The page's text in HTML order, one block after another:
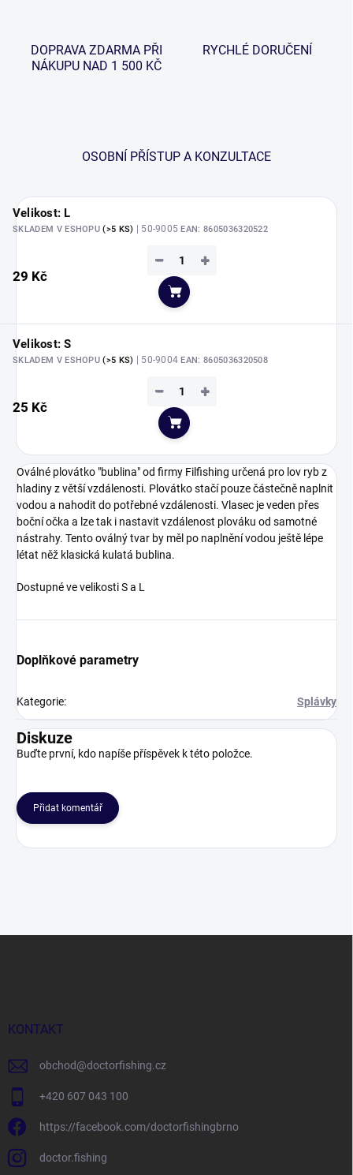
DOPRAVA ZDARMA PŘI
NÁKUPU NAD 1 500 KČ
RYCHLÉ DORUČENÍ
OSOBNÍ PŘÍSTUP A KONZULTACE
Velikost: L
SKLADEM V ESHOPU(>5 KS) | 50-9005EAN: 8605036320522
29 Kč
+
−
Do košíku
Velikost: S
SKLADEM V ESHOPU(>5 KS) | 50-9004EAN: 8605036320508
25 Kč
+
−
Do košíku
Oválné plovátko "bublina" od firmy Filfishing určená pro lov ryb z
hladiny z větší vzdálenosti. Plovátko stačí pouze částečně naplnit
vodou a nahodit do potřebné vzdálenosti. Vlasec je veden přes
boční očka a lze tak i nastavit vzdálenost plováku od samotné
nástrahy. Tento oválný tvar by měl po naplnění vodou ještě lépe
létat něž klasická kulatá bublina.
Dostupné ve velikosti S a L
Doplňkové parametry
Kategorie: Splávky
Diskuze
Buďte první, kdo napíše příspěvek k této položce.
Přidat komentář
KONTAKT
obchod@doctorfishing.cz
+420 607 043 100
https://facebook.com/doctorfishingbrno
doctor.fishing